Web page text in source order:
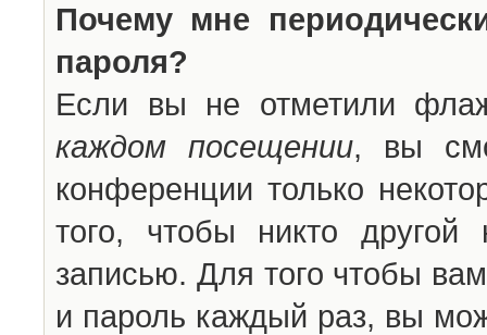
Почему мне
пароля?
Если вы не отметили
каждом посещении, вы
конференции только
того, чтобы никто другой
записью. Для того чтобы
и пароль каждый раз, вы